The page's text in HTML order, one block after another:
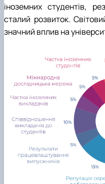
іноземних студентів,
сталий розвиток.
значний вплив на